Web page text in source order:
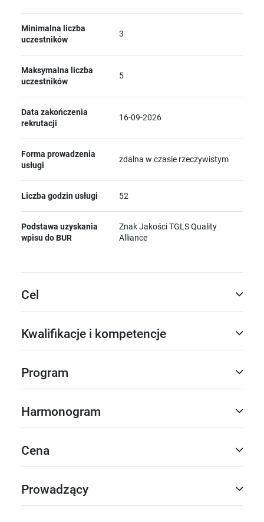
Minimalna liczba
uczestników
3
Maksymalna liczba
uczestników
5
Data zakończenia
rekrutacji
16-09-2026
Forma prowadzenia
usługi
zdalna w czasie rzeczywistym
Liczba godzin usługi 52
Podstawa uzyskania
wpisu do BUR
Znak Jakości TGLS Quality
Alliance
Cel
Kwalifikacje i kompetencje
Program
Harmonogram
Cena
Prowadzący